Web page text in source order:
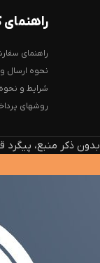
راهنمای
راهنمای
نحوه ارسال
شرایط و
روشهای